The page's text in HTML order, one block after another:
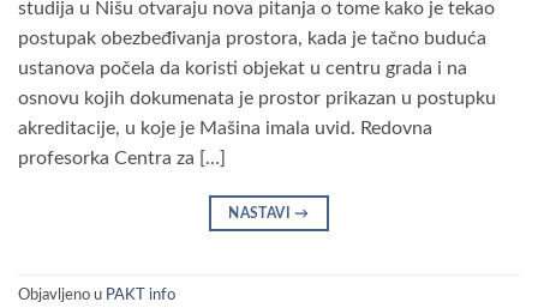
studija u Nišu otvaraju nova pitanja o tome kako je tekao
postupak obezbeđivanja prostora, kada je tačno buduća
ustanova počela da koristi objekat u centru grada i na
osnovu kojih dokumenata je prostor prikazan u postupku
akreditacije, u koje je Mašina imala uvid. Redovna
profesorka Centra za […]
NASTAVI→
Objavljeno u PAKT info